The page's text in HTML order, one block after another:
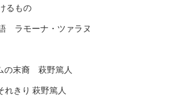
るもの
ラモーナ・ツァラヌ
の末裔 萩野篤人
れきり 萩野篤人